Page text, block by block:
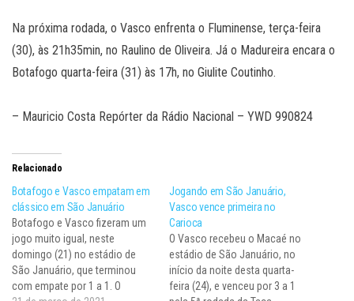
Na próxima rodada, o Vasco enfrenta o Fluminense, terça-feira
(30), às 21h35min, no Raulino de Oliveira. Já o Madureira encara o
Botafogo quarta-feira (31) às 17h, no Giulite Coutinho.
– Mauricio Costa Repórter da Rádio Nacional – YWD 990824
Relacionado
Botafogo e Vasco empatam em
clássico em São Januário
Botafogo e Vasco fizeram um
jogo muito igual, neste
domingo (21) no estádio de
São Januário, que terminou
com empate por 1 a 1. O
Jogando em São Januário,
Vasco vence primeira no
Carioca
O Vasco recebeu o Macaé no
estádio de São Januário, no
início da noite desta quarta-
feira (24), e venceu por 3 a 1